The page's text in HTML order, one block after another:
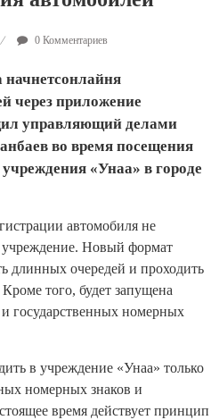
0 Комментариев
начнетсонлайня
через приложение
управляющий делами
во время посещения
«Унаа» в городе
автомобиля не
учреждение. Новый формат
длинных очередей и проходить
того, будет запущена
государственных номерных
в учреждение «Унаа» только
номерных знаков и
время действует принцип